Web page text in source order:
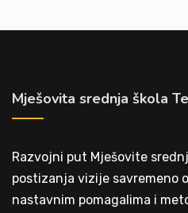
Mješovita srednja škola
Razvojni put Mješovite
postizanja vizije savremeno
nastavnim pomagalima i